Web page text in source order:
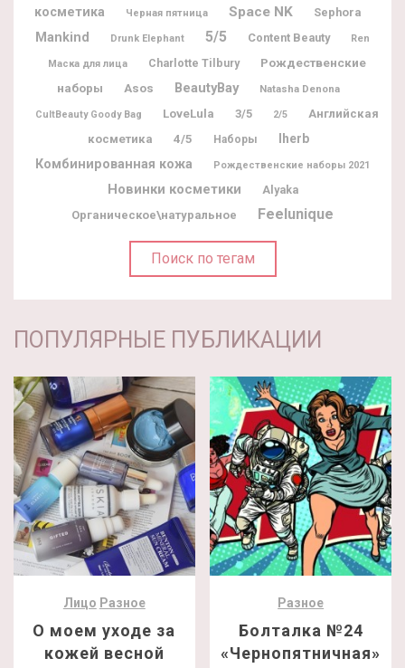
косметика
Черная пятница Space NK Sephora
Mankind Drunk Elephant 5/5 Content Beauty Ren
Маска для лица Charlotte Tilbury
Рождественские
наборы
Asos BeautyBay Natasha Denona
CultBeauty Goody Bag LoveLula 3/5 2/5
Английская
косметика
4/5 Наборы
Iherb
Комбинированная кожа
Рождественские наборы 2021
Новинки косметики
Alyaka
Органическое\натуральное
Feelunique
Поиск по тегам
ПОПУЛЯРНЫЕ ПУБЛИКАЦИИ
Лицо Разное
О моем уходе за
кожей весной
Разное
Болталка №24
«Чернопятничная»